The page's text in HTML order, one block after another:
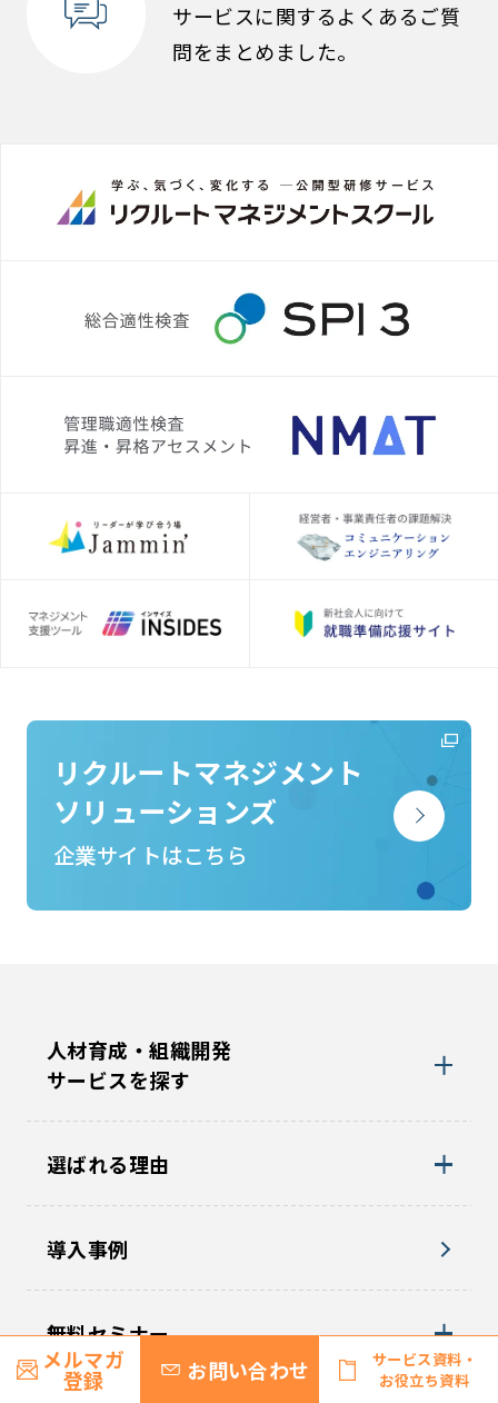
サービスに関するよくあるご質
問をまとめました。
リクルートマネジメント
ソリューションズ
企業サイトはこちら
メルマガ
登録 お問い合わせ
サービス資料・
お役立ち資料
人材育成・組織開発
サービスを探す
選ばれる理由
導入事例
無料セミナー